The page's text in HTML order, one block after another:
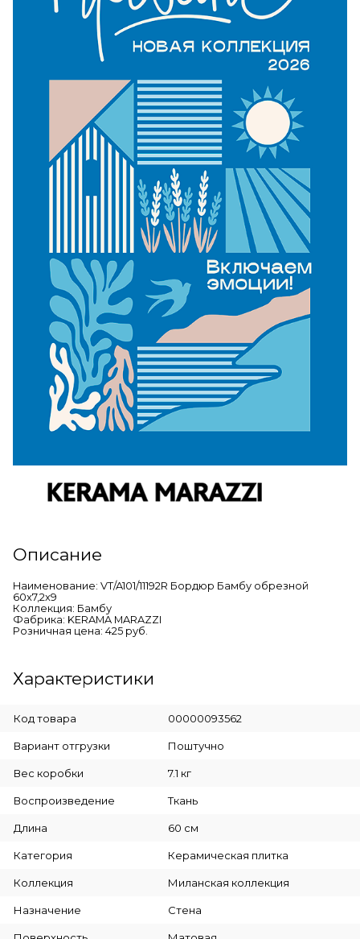
Описание
Наименование: VT/A101/11192R Бордюр Бамбу обрезной
60x7,2x9
Коллекция: Бамбу
Фабрика: KERAMA MARAZZI
Розничная цена: 425 руб.
Характеристики
Код товара 00000093562
Вариант отгрузки Поштучно
Вес коробки 7.1 кг
Воспроизведение Ткань
Длина 60 см
Категория Керамическая плитка
Коллекция Миланская коллекция
Назначение Стена